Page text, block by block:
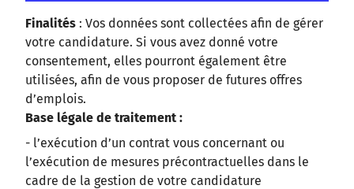
Finalités : Vos données sont collectées afin de gérer
votre candidature. Si vous avez donné votre
consentement, elles pourront également être
utilisées, afin de vous proposer de futures offres
d’emplois.
Base légale de traitement :
- l’exécution d’un contrat vous concernant ou
l’exécution de mesures précontractuelles dans le
cadre de la gestion de votre candidature